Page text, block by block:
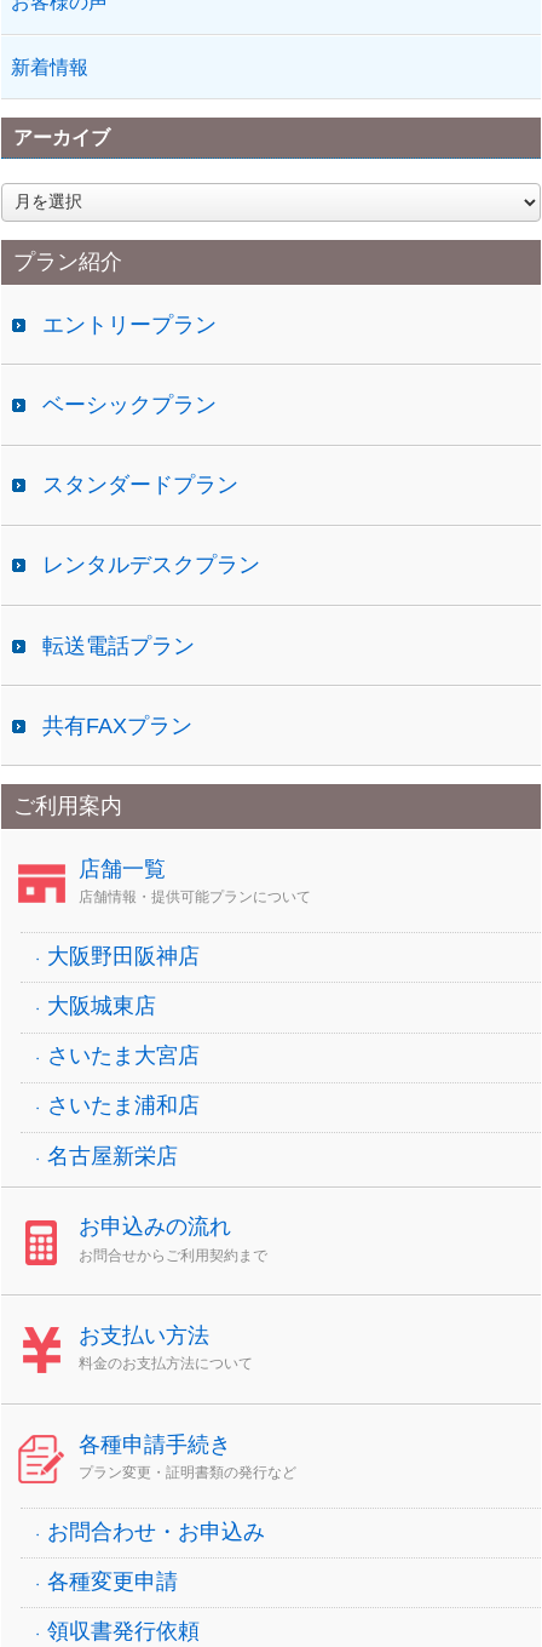
新着情報
アーカイブ
ア
ー
カ
イプラン紹介
エントリープラン
ベーシックプラン
スタンダードプラン
レンタルデスクプラン
転送電話プラン
共有FAXプラン
ご利用案内
店舗一覧
店舗情報・提供可能プランについて
大阪野田阪神店
大阪城東店
さいたま大宮店
さいたま浦和店
名古屋新栄店
お申込みの流れ
お問合せからご利用契約まで
お支払い方法
料金のお支払方法について
各種申請手続き
プラン変更・証明書類の発行など
お問合わせ・お申込み
各種変更申請
領収書発行依頼